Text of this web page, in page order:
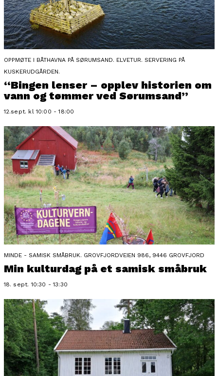
OPPMØTE I BÅTHAVNA PÅ SØRUMSAND. ELVETUR. SERVERING PÅ
KUSKERUDGÅRDEN.
“Bingen lenser – opplev historien om
vann og tømmer ved Sørumsand”
12.sept. kl 10:00 - 18:00
MINDE - SAMISK SMÅBRUK. GROVFJORDVEIEN 986, 9446 GROVFJORD
Min kulturdag på et samisk småbruk
18. sept. 10:30 - 13:30